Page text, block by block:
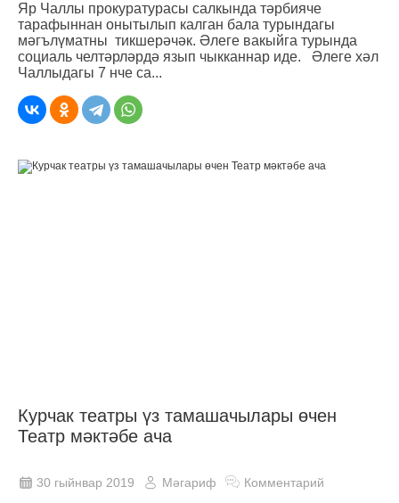
Яр Чаллы прокуратурасы салкында тәрбияче
тарафыннан онытылып калган бала турындагы
мәгълүматны тикшерәчәк. Әлеге вакыйга турында
социаль челтәрләрдә язып чыкканнар иде. Әлеге хәл
Чаллыдагы 7 нче са...
Курчак театры үз тамашачылары өчен
Театр мәктәбе ача
30 гыйнвар 2019 Мәгариф Комментарий